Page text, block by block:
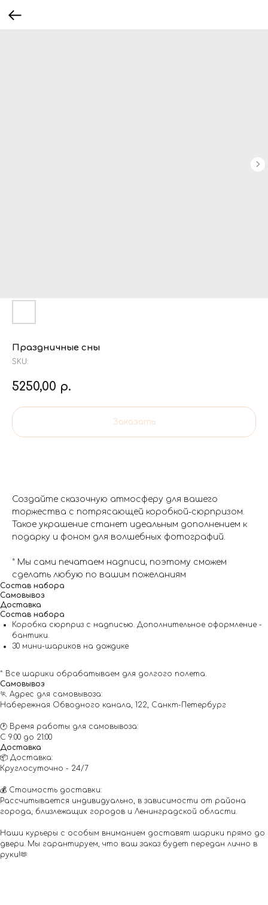
Праздничные сны
SKU:
5250,00 р.
Заказать
Создайте сказочную атмосферу для вашего
торжества с потрясающей коробкой-сюрпризом.
Такое украшение станет идеальным дополнением к
подарку и фоном для волшебных фотографий.
* Мы сами печатаем надписи, поэтому сможем
сделать любую по вашим пожеланиям
Состав набора
Самовывоз
Доставка
Состав набора
Коробка сюрприз с надписью. Дополнительное оформление -
бантики.
30 мини-шариков на дождике
* Все шарики обрабатываем для долгого полета.
Самовывоз
🏃 Адрес для самовывоза:
Набережная Обводного канала, 122, Санкт-Петербург
🕐 Время работы для самовывоза:
С 9:00 до 21:00
Доставка
📦 Доставка:
Круглосуточно - 24/7
💰 Стоимость доставки:
Рассчитывается индивидуально, в зависимости от района
города, близлежащих городов и Ленинградской области.
Наши курьеры с особым вниманием доставят шарики прямо до
двери. Мы гарантируем, что ваш заказ будет передан лично в
руки!🫶